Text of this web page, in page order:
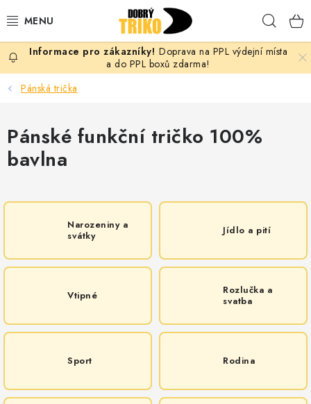
na
PRO ŽENY
PRO MUŽE
PRO DĚTI
DOPLŇKY
PRO PÁRY
VLASTNÍ MOTIV
Doprava na PPL výdejní místa
a do PPL boxů zdarma!
Pánská trička
Pánské funkční tričko 100%
bavlna
Narozeniny a
svátky
Jídlo a pití
Vtipné
Rozlučka a
svatba
Sport Rodina